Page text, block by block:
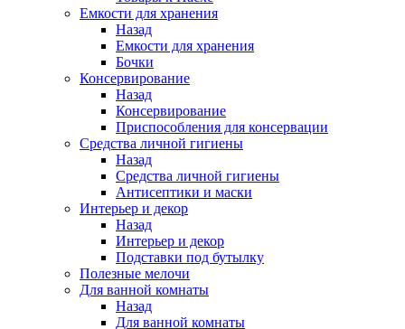
Емкости для хранения
Назад
Емкости для хранения
Бочки
Консервирование
Назад
Консервирование
Приспособления для консервации
Средства личной гигиены
Назад
Средства личной гигиены
Антисептики и маски
Интерьер и декор
Назад
Интерьер и декор
Подставки под бутылку
Полезные мелочи
Для ванной комнаты
Назад
Для ванной комнаты